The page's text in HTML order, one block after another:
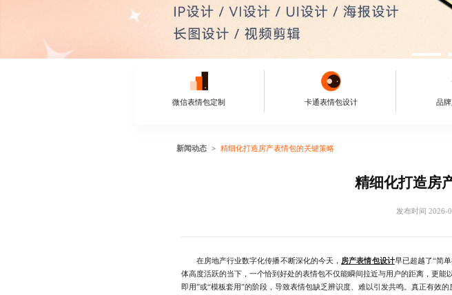
微信表情包定制 卡通表情包设计 品
新闻动态 精细化打造房产表情包的关键策略
精细化打造房
发布时间 2026-
在房地产行业数字化传播不断深化的今天， 房产表情包设计早已超越了“简
体高度活跃的当下，一个恰到好处的表情包不仅能瞬间拉近与用户的距离，更
即用”或“模板套用”的阶段，导致表情包缺乏辨识度、难以引发共鸣。真正有